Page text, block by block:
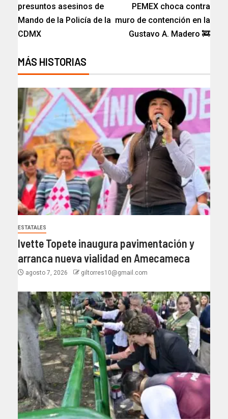
presuntos asesinos de
Mando de la Policía de la
CDMX
PEMEX choca contra
muro de contención en la
Gustavo A. Madero 🚒
MÁS HISTORIAS
ESTATALES
Ivette Topete inaugura pavimentación y
arranca nueva vialidad en Amecameca
agosto 7, 2026 giltorres10@gmail.com